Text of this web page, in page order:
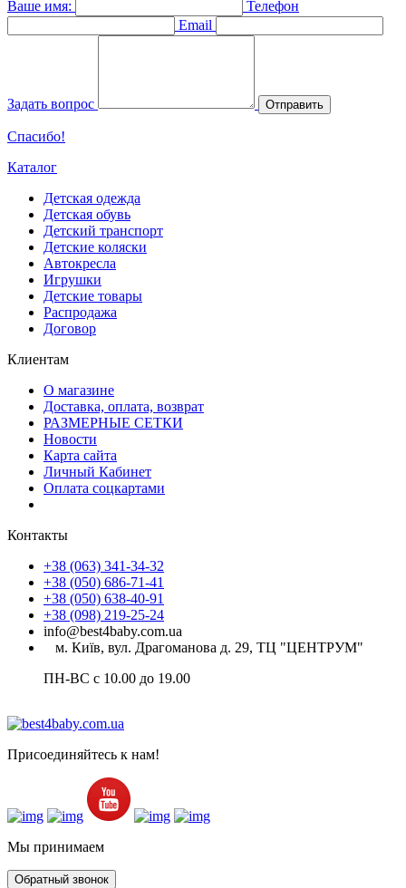
Ваше имя:
Телефон
Email
Задать вопрос Отправить
Спасибо!
Каталог
Детская одежда
Детская обувь
Детский транспорт
Детские коляски
Автокресла
Игрушки
Детские товары
Распродажа
Договор
Клиентам
О магазине
Доставка, оплата, возврат
РАЗМЕРНЫЕ СЕТКИ
Новости
Карта сайта
Личный Кабинет
Оплата соцкартами
Контакты
+38 (063) 341-34-32
+38 (050) 686-71-41
+38 (050) 638-40-91
+38 (098) 219-25-24
info@best4baby.com.ua
м. Київ, вул. Драгоманова д. 29, ТЦ "ЦЕНТРУМ"
ПН-ВС с 10.00 до 19.00
Присоединяйтесь к нам!
Мы принимаем
Обратный звонок